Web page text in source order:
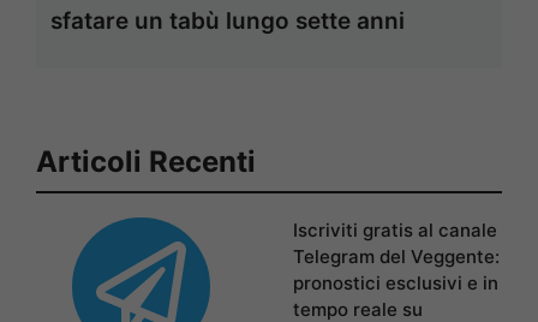
sfatare un tabù lungo sette anni
Articoli Recenti
Iscriviti gratis al canale
Telegram del Veggente:
pronostici esclusivi e in
tempo reale su